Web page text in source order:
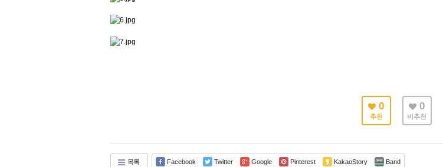
0
추천
0
비추천
목록 Facebook Twitter Google Pinterest KakaoStory Band